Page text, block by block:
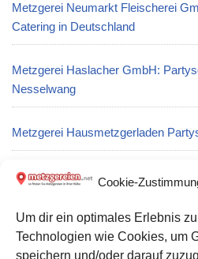
Cookie-
Um dir ein optimales Erlebnis
Technologien wie Cookies, um
speichern und/oder darauf
Metzgerei Neumarkt Fleischerei
Catering in Deutschland
Metzgerei Haslacher GmbH:
Nesselwang
Metzgerei Hausmetzgerladen
Metzgerei Dietrich Heinrich in Bad
Metzgerei Horst Raabe: